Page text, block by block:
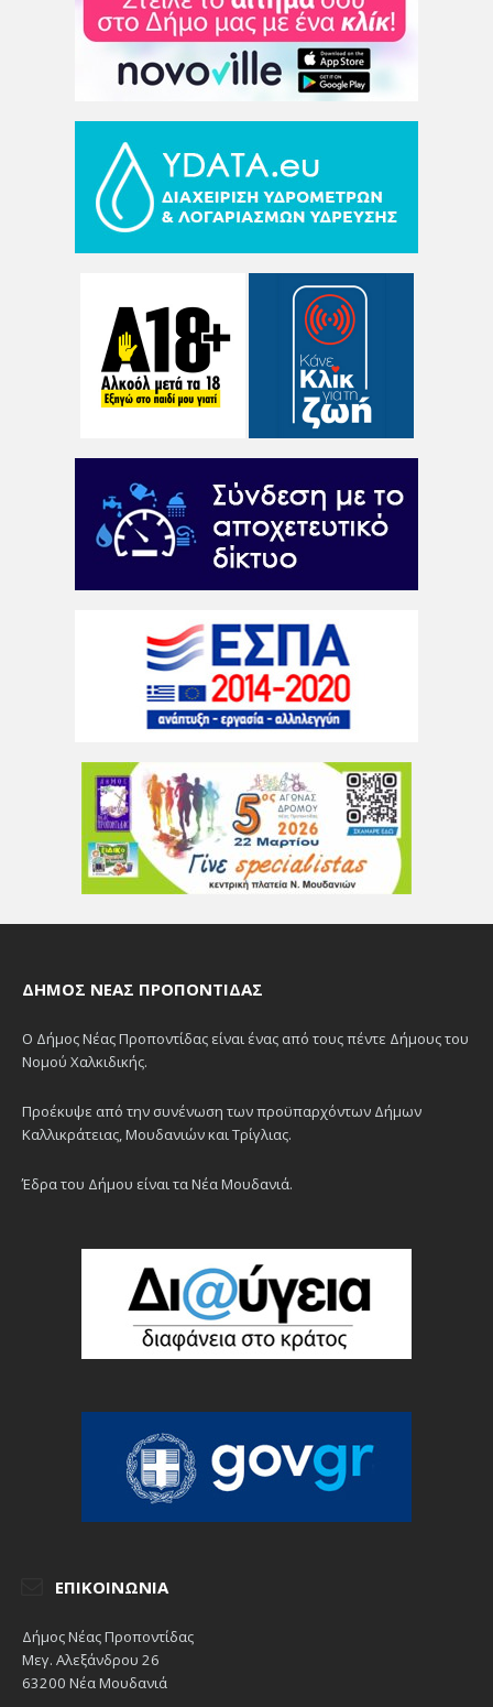
ΔΉΜΟΣ ΝΈΑΣ ΠΡΟΠΟΝΤΊΔΑΣ
Ο Δήμος Νέας Προποντίδας είναι ένας από τους πέντε Δήμους του
Νομού Χαλκιδικής.
Προέκυψε από την συνένωση των προϋπαρχόντων Δήμων
Καλλικράτειας, Μουδανιών και Τρίγλιας.
Έδρα του Δήμου είναι τα Νέα Μουδανιά.
ΕΠΙΚΟΙΝΩΝΊΑ
Δήμος Νέας Προποντίδας
Μεγ. Αλεξάνδρου 26
63200 Νέα Μουδανιά